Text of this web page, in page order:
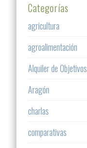
Categorías
agricultura
agroalimentación
Alquiler de Objetivos
Aragón
charlas
comparativas